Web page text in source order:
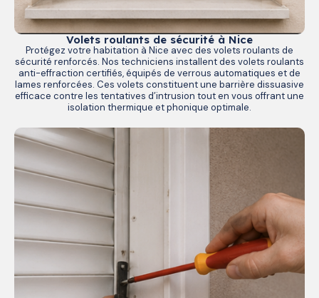
Volets roulants de sécurité à Nice
Protégez votre habitation à Nice avec des volets roulants de
sécurité renforcés. Nos techniciens installent des volets roulants
anti-effraction certifiés, équipés de verrous automatiques et de
lames renforcées. Ces volets constituent une barrière dissuasive
efficace contre les tentatives d’intrusion tout en vous offrant une
isolation thermique et phonique optimale.